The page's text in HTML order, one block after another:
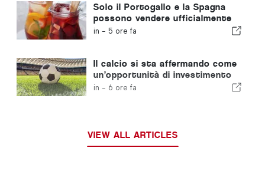
Solo il Portogallo e la Spagna
possono vendere ufficialmente
la “sangria” con quel nome
in - 5 ore fa
Il calcio si sta affermando come
un’opportunità di investimento
in crescita in tutta Europa
in - 6 ore fa
VIEW ALL ARTICLES